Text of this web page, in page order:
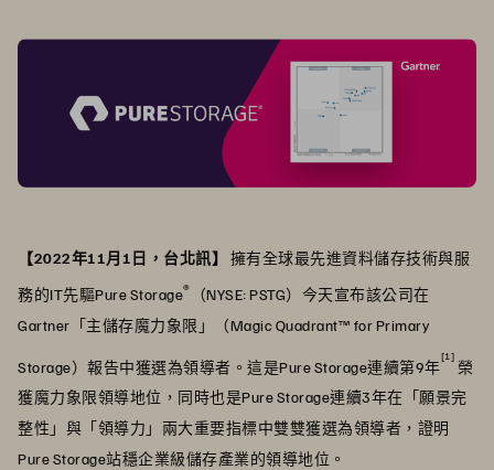
【2022年11月1日，台北訊】
擁有全球最先進資料儲存技術與服
務的IT先驅Pure Storage® （NYSE: PSTG）今天宣布該公司在
Gartner「主儲存魔力象限」（Magic Quadrant™ for Primary
Storage）報告中獲選為領導者。這是Pure Storage連續第9年
[1]
榮
獲魔力象限領導地位，同時也是Pure Storage連續3年在「願景完
整性」與「領導力」兩大重要指標中雙雙獲選為領導者，證明
Pure Storage站穩企業級儲存產業的領導地位。